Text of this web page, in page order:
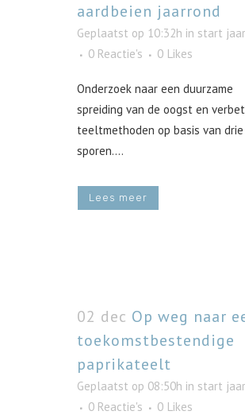
aardbeien jaarrond
Geplaatst op 10:32h in start
0 Reactie's
0 Likes
Onderzoek naar een duurzame
spreiding van de oogst en
teeltmethoden op basis van drie
sporen....
Lees meer
02 dec Op weg naar
toekomstbestendige
paprikateelt
Geplaatst op 08:50h in start
0 Reactie's
0 Likes